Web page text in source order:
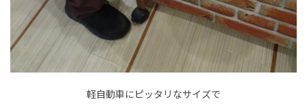
軽自動車にピッタリなサイズで